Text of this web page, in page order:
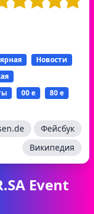
Новости
00 е
80 е
Фейсбук
Википедия
Event